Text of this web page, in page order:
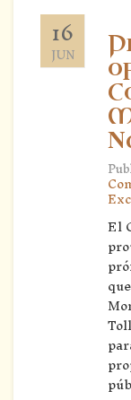
16
JUN
El